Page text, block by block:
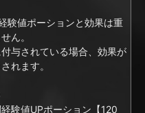
験値ポーションと効果は重
ん。
与されている場合、 効果が
れます。
経験値UPポーション【120